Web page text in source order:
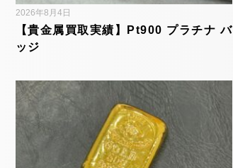
【貴金属買取実績】Pt900 プラチナ バ
ッジ
2026年8月4日